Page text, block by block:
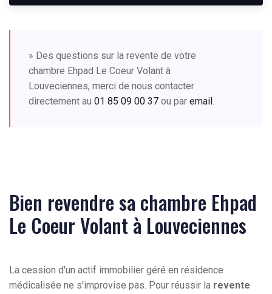
» Des questions sur la revente de votre
chambre Ehpad Le Coeur Volant à
Louveciennes, merci de nous contacter
directement au 01 85 09 00 37 ou par email.
Bien revendre sa chambre Ehpad
Le Coeur Volant à Louveciennes
La cession d'un actif immobilier géré en résidence
médicalisée ne s'improvise pas. Pour réussir la revente